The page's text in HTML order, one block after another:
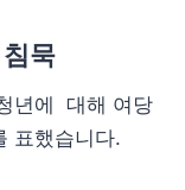
묵
년에 대해 여당
표했습니다.